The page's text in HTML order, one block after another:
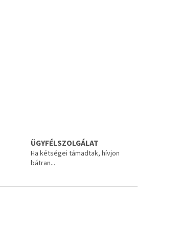
ÜGYFÉLSZOLGÁLAT
Ha kétségei támadtak, hívjon
bátran...